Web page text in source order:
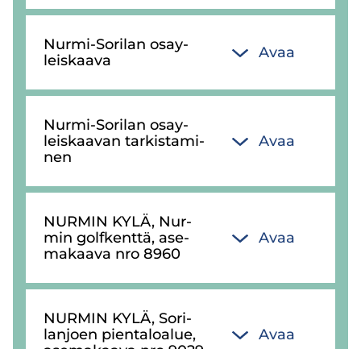
Nurmi-​Sorilan osay­
leis­kaa­va
Avaa
Nurmi-​Sorilan osay­
leis­kaa­van tar­kis­ta­mi­
nen
Avaa
NUR­MIN KYLÄ, Nur­
min golf­kent­tä, ase­
ma­kaa­va nro 8960
Avaa
NUR­MIN KYLÄ, So­ri­
lan­joen pien­ta­loa­lue,
Avaa